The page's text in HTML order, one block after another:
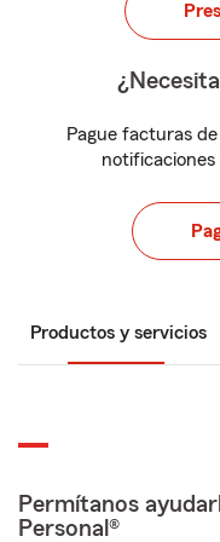
Pague facturas
Productos y servicios
Permítanos
Personal®